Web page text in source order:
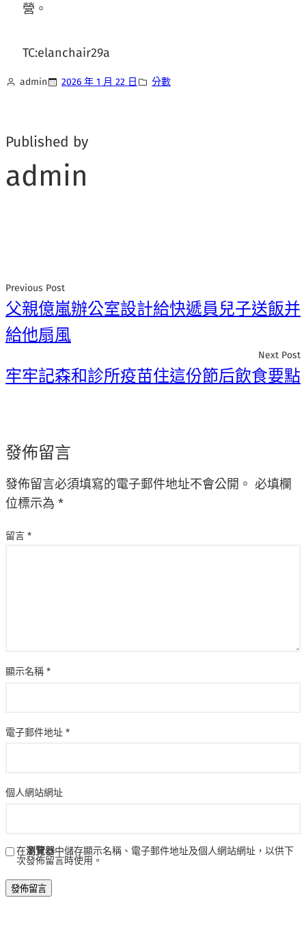
營。
TC:elanchair29a
admin 2026 年 1 月 22 日 分數
Published by
admin
Previous Post
父親億嵐辦公室設計給快遞員兒子送飯并
給他扇風
Next Post
牢牢記森和診所疫苗住這份節后飲食要點
發佈留言
發佈留言必須填寫的電子郵件地址不會公開。 必填欄
位標示為 *
留言 *
顯示名稱 *
電子郵件地址 *
個人網站網址
在瀏覽器中儲存顯示名稱、電子郵件地址及個人網站網址，以供下
次發佈留言時使用。